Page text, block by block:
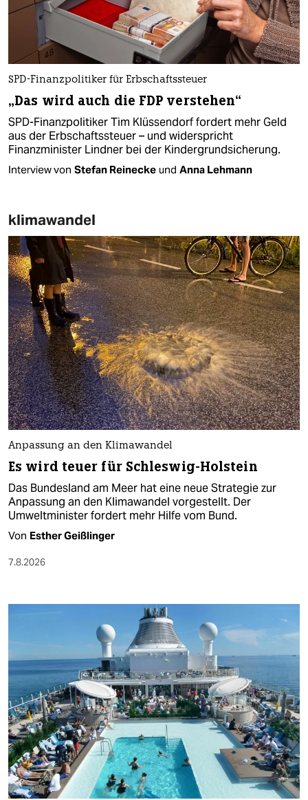
SPD-Finanzpolitiker für Erbschaftssteuer
„Das wird auch die FDP verstehen“
SPD-Finanzpolitiker Tim Klüssendorf fordert mehr Geld
aus der Erbschaftssteuer – und widerspricht
Finanzminister Lindner bei der Kindergrundsicherung.
Interview von Stefan Reinecke und Anna Lehmann
klimawandel
Anpassung an den Klimawandel
Es wird teuer für Schleswig-Holstein
Das Bundesland am Meer hat eine neue Strategie zur
Anpassung an den Klimawandel vorgestellt. Der
Umweltminister fordert mehr Hilfe vom Bund.
Von Esther Geißlinger
7.8.2026